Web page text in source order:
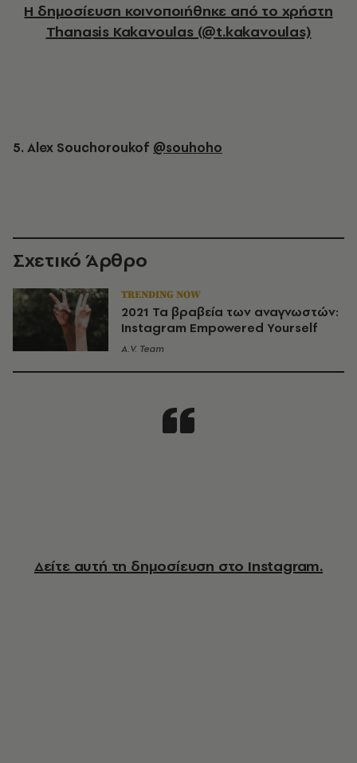
Η δημοσίευση κοινοποιήθηκε από το χρήστη
Thanasis Kakavoulas (@t.kakavoulas)
5. Alex Souchoroukof @souhoho
Σχετικό Άρθρο
TRENDING NOW
2021 Τα βραβεία των αναγνωστών:
Instagram Empowered Yourself
A.V. Team
Δείτε αυτή τη δημοσίευση στο Instagram.